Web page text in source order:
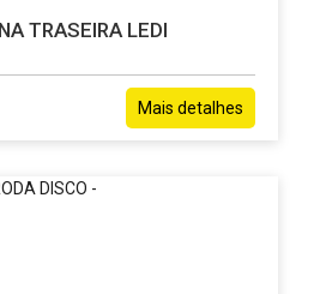
TRASEIRA LEDI
Mais detalhes